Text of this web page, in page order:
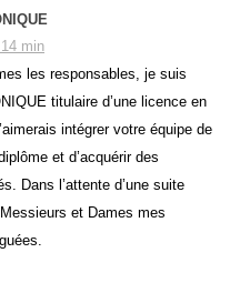
min
les responsables, je suis
titulaire d’une licence en
intégrer votre équipe de
et d’acquérir des
Dans l’attente d’une suite
et Dames mes